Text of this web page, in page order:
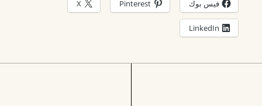
فيس بوك Pinterest
X
LinkedIn